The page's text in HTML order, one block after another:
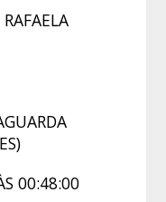
00:48:00